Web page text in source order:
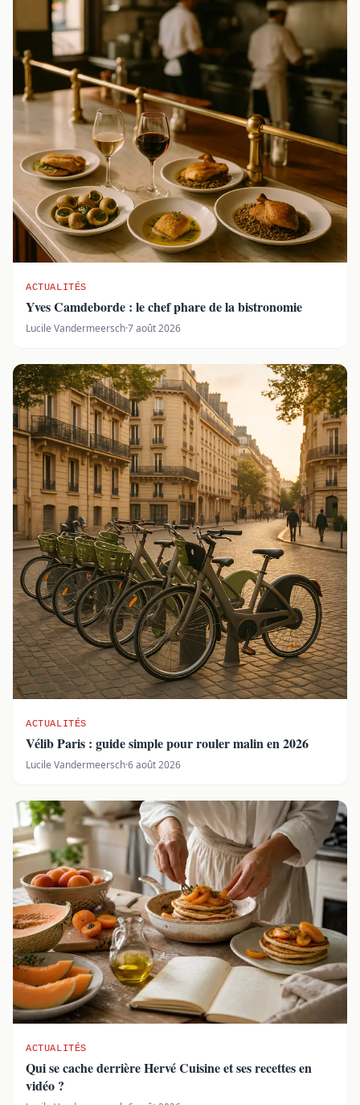
ACTUALITÉS
Yves Camdeborde : le chef phare de la bistronomie
Lucile Vandermeersch·7 août 2026
ACTUALITÉS
Vélib Paris : guide simple pour rouler malin en 2026
Lucile Vandermeersch·6 août 2026
ACTUALITÉS
Qui se cache derrière Hervé Cuisine et ses recettes en
vidéo ?